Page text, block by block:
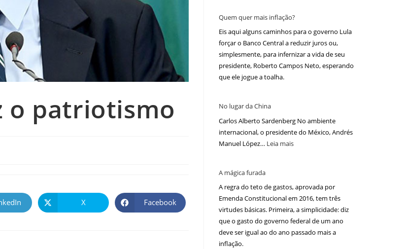
o patriotismo
X Facebook
Quem quer mais inflação?
Eis aqui alguns caminhos para o governo Lula
forçar o Banco Central a reduzir juros ou,
simplesmente, para infernizar a vida de seu
presidente, Roberto Campos Neto, esperando
que ele jogue a toalha.
No lugar da China
Carlos Alberto Sardenberg No ambiente
internacional, o presidente do México, Andrés
Manuel López… Leia mais
A mágica furada
A regra do teto de gastos, aprovada por
Emenda Constitucional em 2016, tem três
virtudes básicas. Primeira, a simplicidade: diz
que o gasto do governo federal de um ano
deve ser igual ao do ano passado mais a
inflação.